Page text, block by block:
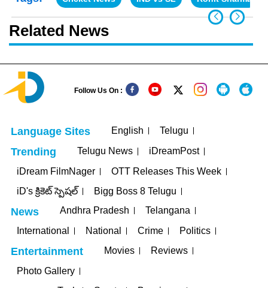
Related News
Follow Us On :
Language Sites English Telugu
Trending Telugu News
iDreamPost
iDream FilmNager
OTT Releases This Week
iD's క్రికెట్ స్పెషల్
Bigg Boss 8 Telugu
News Andhra Pradesh
Telangana
International
National Crime Politics
Entertainment Movies
Reviews
Photo Gallery